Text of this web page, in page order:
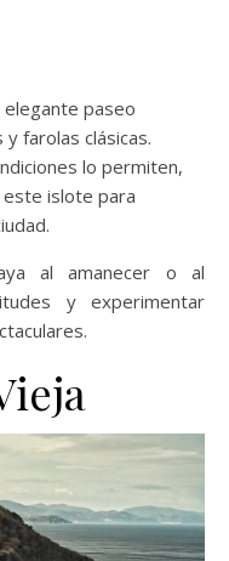
elegante paseo
farolas clásicas.
lo permiten,
este islote para
al amanecer o al
y experimentar